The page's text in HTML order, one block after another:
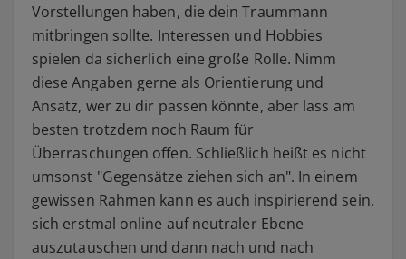
Vorstellungen haben, die dein Traummann
mitbringen sollte. Interessen und Hobbies
spielen da sicherlich eine große Rolle. Nimm
diese Angaben gerne als Orientierung und
Ansatz, wer zu dir passen könnte, aber lass am
besten trotzdem noch Raum für
Überraschungen offen. Schließlich heißt es nicht
umsonst "Gegensätze ziehen sich an". In einem
gewissen Rahmen kann es auch inspirierend sein,
sich erstmal online auf neutraler Ebene
auszutauschen und dann nach und nach